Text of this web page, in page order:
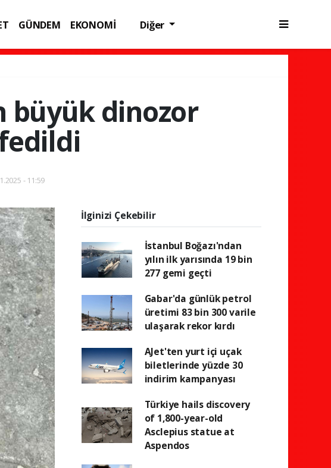
GÜNDEM
EKONOMİ
Diğer
büyük dinozor
- 11:59
İlginizi Çekebilir
İstanbul Boğazı'ndan
yılın ilk yarısında 19 bin
277 gemi geçti
Gabar'da günlük petrol
üretimi 83 bin 300 varile
ulaşarak rekor kırdı
AJet'ten yurt içi uçak
biletlerinde yüzde 30
indirim kampanyası
Türkiye hails discovery
of 1,800-year-old
Asclepius statue at
Aspendos